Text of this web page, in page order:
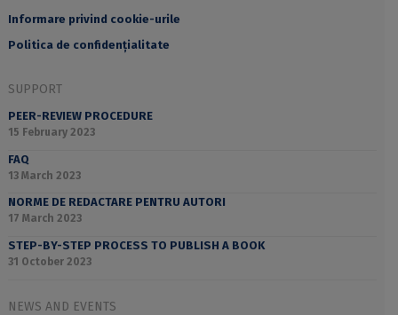
Informare privind cookie-urile
Politica de confidențialitate
SUPPORT
PEER-REVIEW PROCEDURE
15 February 2023
FAQ
13 March 2023
NORME DE REDACTARE PENTRU AUTORI
17 March 2023
STEP-BY-STEP PROCESS TO PUBLISH A BOOK
31 October 2023
NEWS AND EVENTS